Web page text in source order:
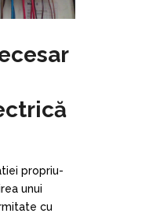
propriu-
unui
cu